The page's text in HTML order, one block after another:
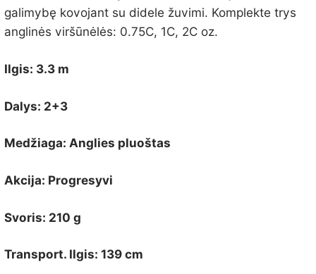
galimybę kovojant su didele žuvimi. Komplekte trys
anglinės viršūnėlės: 0.75C, 1C, 2C oz.
Ilgis: 3.3 m
Dalys: 2+3
Medžiaga: Anglies pluoštas
Akcija: Progresyvi
Svoris: 210 g
Transport. Ilgis: 139 cm